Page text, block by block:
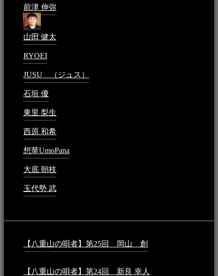
前津 伸弥
山田 健太
RYOEI
JUSU （ジュス）
石垣 優
東里 梨生
西原 和希
想華UmoPana
大底 朝枝
玉代勢 武
【八重山の唄者】第25回 岡山 創
1:50 AM
【八重山の唄者】第24回 新良 幸人